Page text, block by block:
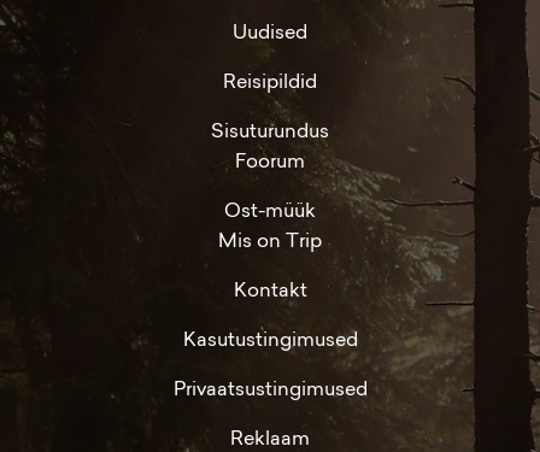
Uudised
Reisipildid
Sisuturundus
Foorum
Ost-müük
Mis on Trip
Kontakt
Kasutustingimused
Privaatsustingimused
Reklaam